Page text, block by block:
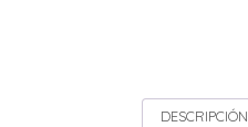
DESCRIPCIÓN